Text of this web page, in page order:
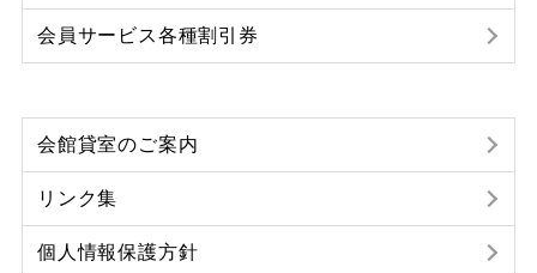
会員サービス各種割引券
会館貸室のご案内
リンク集
個人情報保護方針